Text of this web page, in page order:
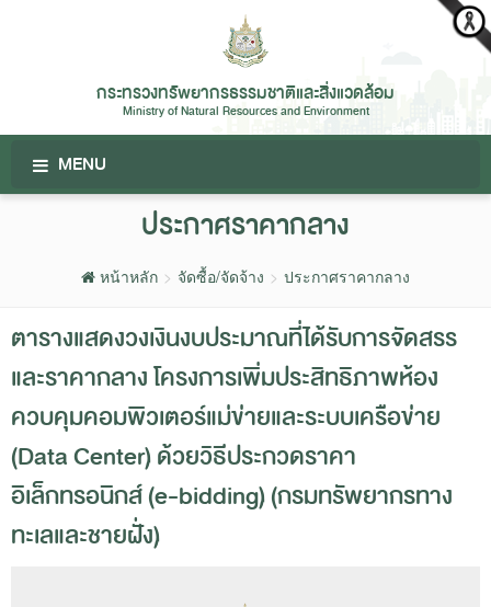
กระทรวงทรัพยากรธรรมชาติและสิ่งแวดล้อม
Ministry of Natural Resources and Environment
MENU
ประกาศราคากลาง
หน้าหลัก จัดซื้อ/จัดจ้าง ประกาศราคากลาง
ตารางแสดงวงเงินงบประมาณที่ได้รับการจัดสรร
และราคากลาง โครงการเพิ่มประสิทธิภาพห้อง
ควบคุมคอมพิวเตอร์แม่ข่ายและระบบเครือข่าย
(Data Center) ด้วยวิธีประกวดราคา
อิเล็กทรอนิกส์ (e-bidding) (กรมทรัพยากรทาง
ทะเลและชายฝั่ง)